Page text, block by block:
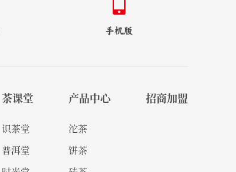
手机版
茶课堂
识茶堂
普洱堂
产品中心
沱茶
饼茶
招商加盟